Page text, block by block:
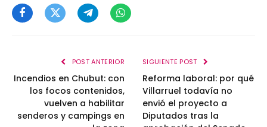
FacebookTwitterTelegramWhatsApp
POST ANTERIOR
Incendios en Chubut: con
los focos contenidos,
vuelven a habilitar
senderos y campings en
SIGUIENTE POST
Reforma laboral: por qué
Villarruel todavía no
envió el proyecto a
Diputados tras la